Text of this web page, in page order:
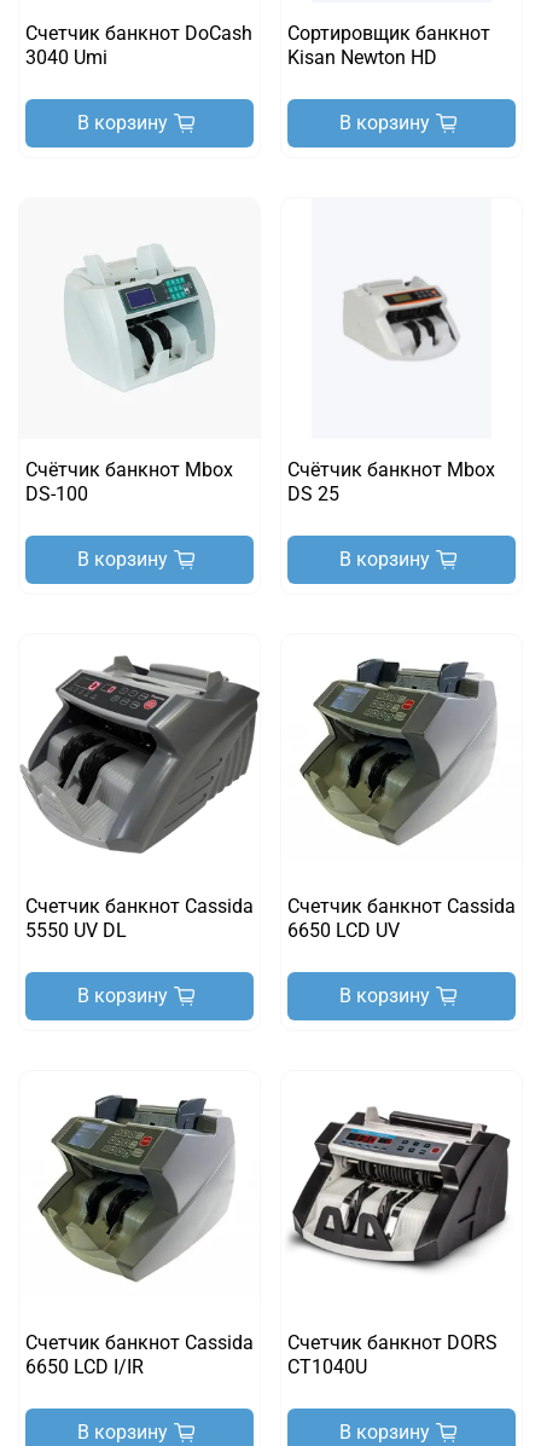
Счетчик банкнот DoCash
3040 Umi
В корзину
Сортировщик банкнот
Kisan Newton HD
В корзину
Счётчик банкнот Mbox
DS-100
В корзину
Счётчик банкнот Mbox
DS 25
В корзину
Счетчик банкнот Cassida
5550 UV DL
В корзину
Счетчик банкнот Cassida
6650 LCD UV
В корзину
Счетчик банкнот Cassida
6650 LCD I/IR
В корзину
Счетчик банкнот DORS
CT1040U
В корзину